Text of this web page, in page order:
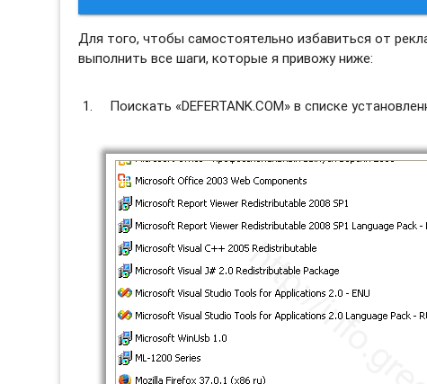
Для того, чтобы самостоятельно избавиться от
выполнить все шаги, которые я привожу ниже:
Поискать «DEFERTANK.COM» в списке